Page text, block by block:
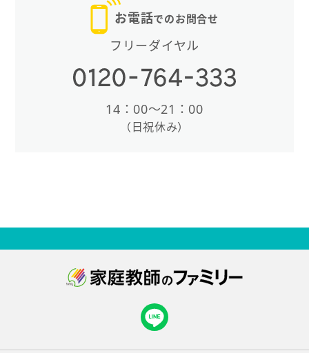
お電話でのお問合せ
フリーダイヤル
14：00〜21：00
（日祝休み）